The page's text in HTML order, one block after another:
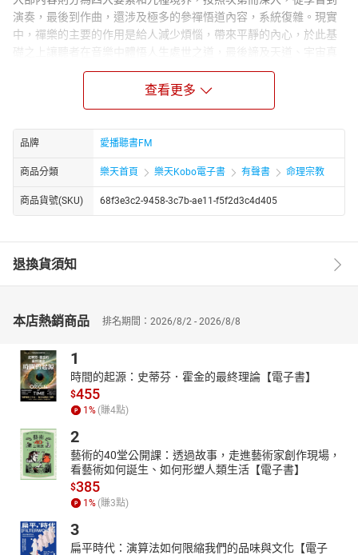
演奏，最後到作曲，還涉及極多的參禪悟道內容，系統復雜。現實
中，禪樂的主要的作用是給人減少煩惱，帶來平靜的內心，於此基
礎之上讓聽者在音樂中體悟人生處世之道，最後諦及天道、宇宙真
于少年出家為沙彌，法名常進。1949年，因戰亂還俗，於1960年再
度於東初法師門下，剃度出家，法名聖嚴，法號慧空，承繼臨濟宗
與曹洞宗法脈。此外，又在靈源法師門下，承繼臨濟宗法脈，法名
知剛，法號惟柔。赴日本留學，獲得日本立正大學的博士學位，是
臺灣第一位赴日本攻讀博士並順利完成所有學分的華裔出家師父。
在東初法師過世後，承繼為農禪寺住持，並開創臺灣佛教宗派法鼓
章節：
世間禪悅-01
查看更多
品牌 愛播聽書FM
商品分類 樂天首頁 樂天Kobo電子書 有聲書 命理宗教
商品貨號(SKU) 68f3e3c2-9458-3c7b-ae11-f5f2d3c4d405
退換貨須知
本店熱銷商品 排名期間：2026/8/2 - 2026/8/8
1
時間的起源：史蒂芬．霍金的最終理論【電子書】
$455
1 % (賺4點)
2
藝術的40堂公開課：透過故事，走進藝術家創作現場，
看藝術如何誕生、如何形塑人類生活【電子書】
$385
1 % (賺3點)
3
扁平時代：演算法如何限縮我們的品味與文化【電子